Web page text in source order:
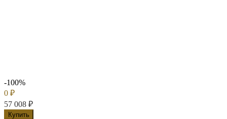
-100%
0 ₽
57 008 ₽
Купить